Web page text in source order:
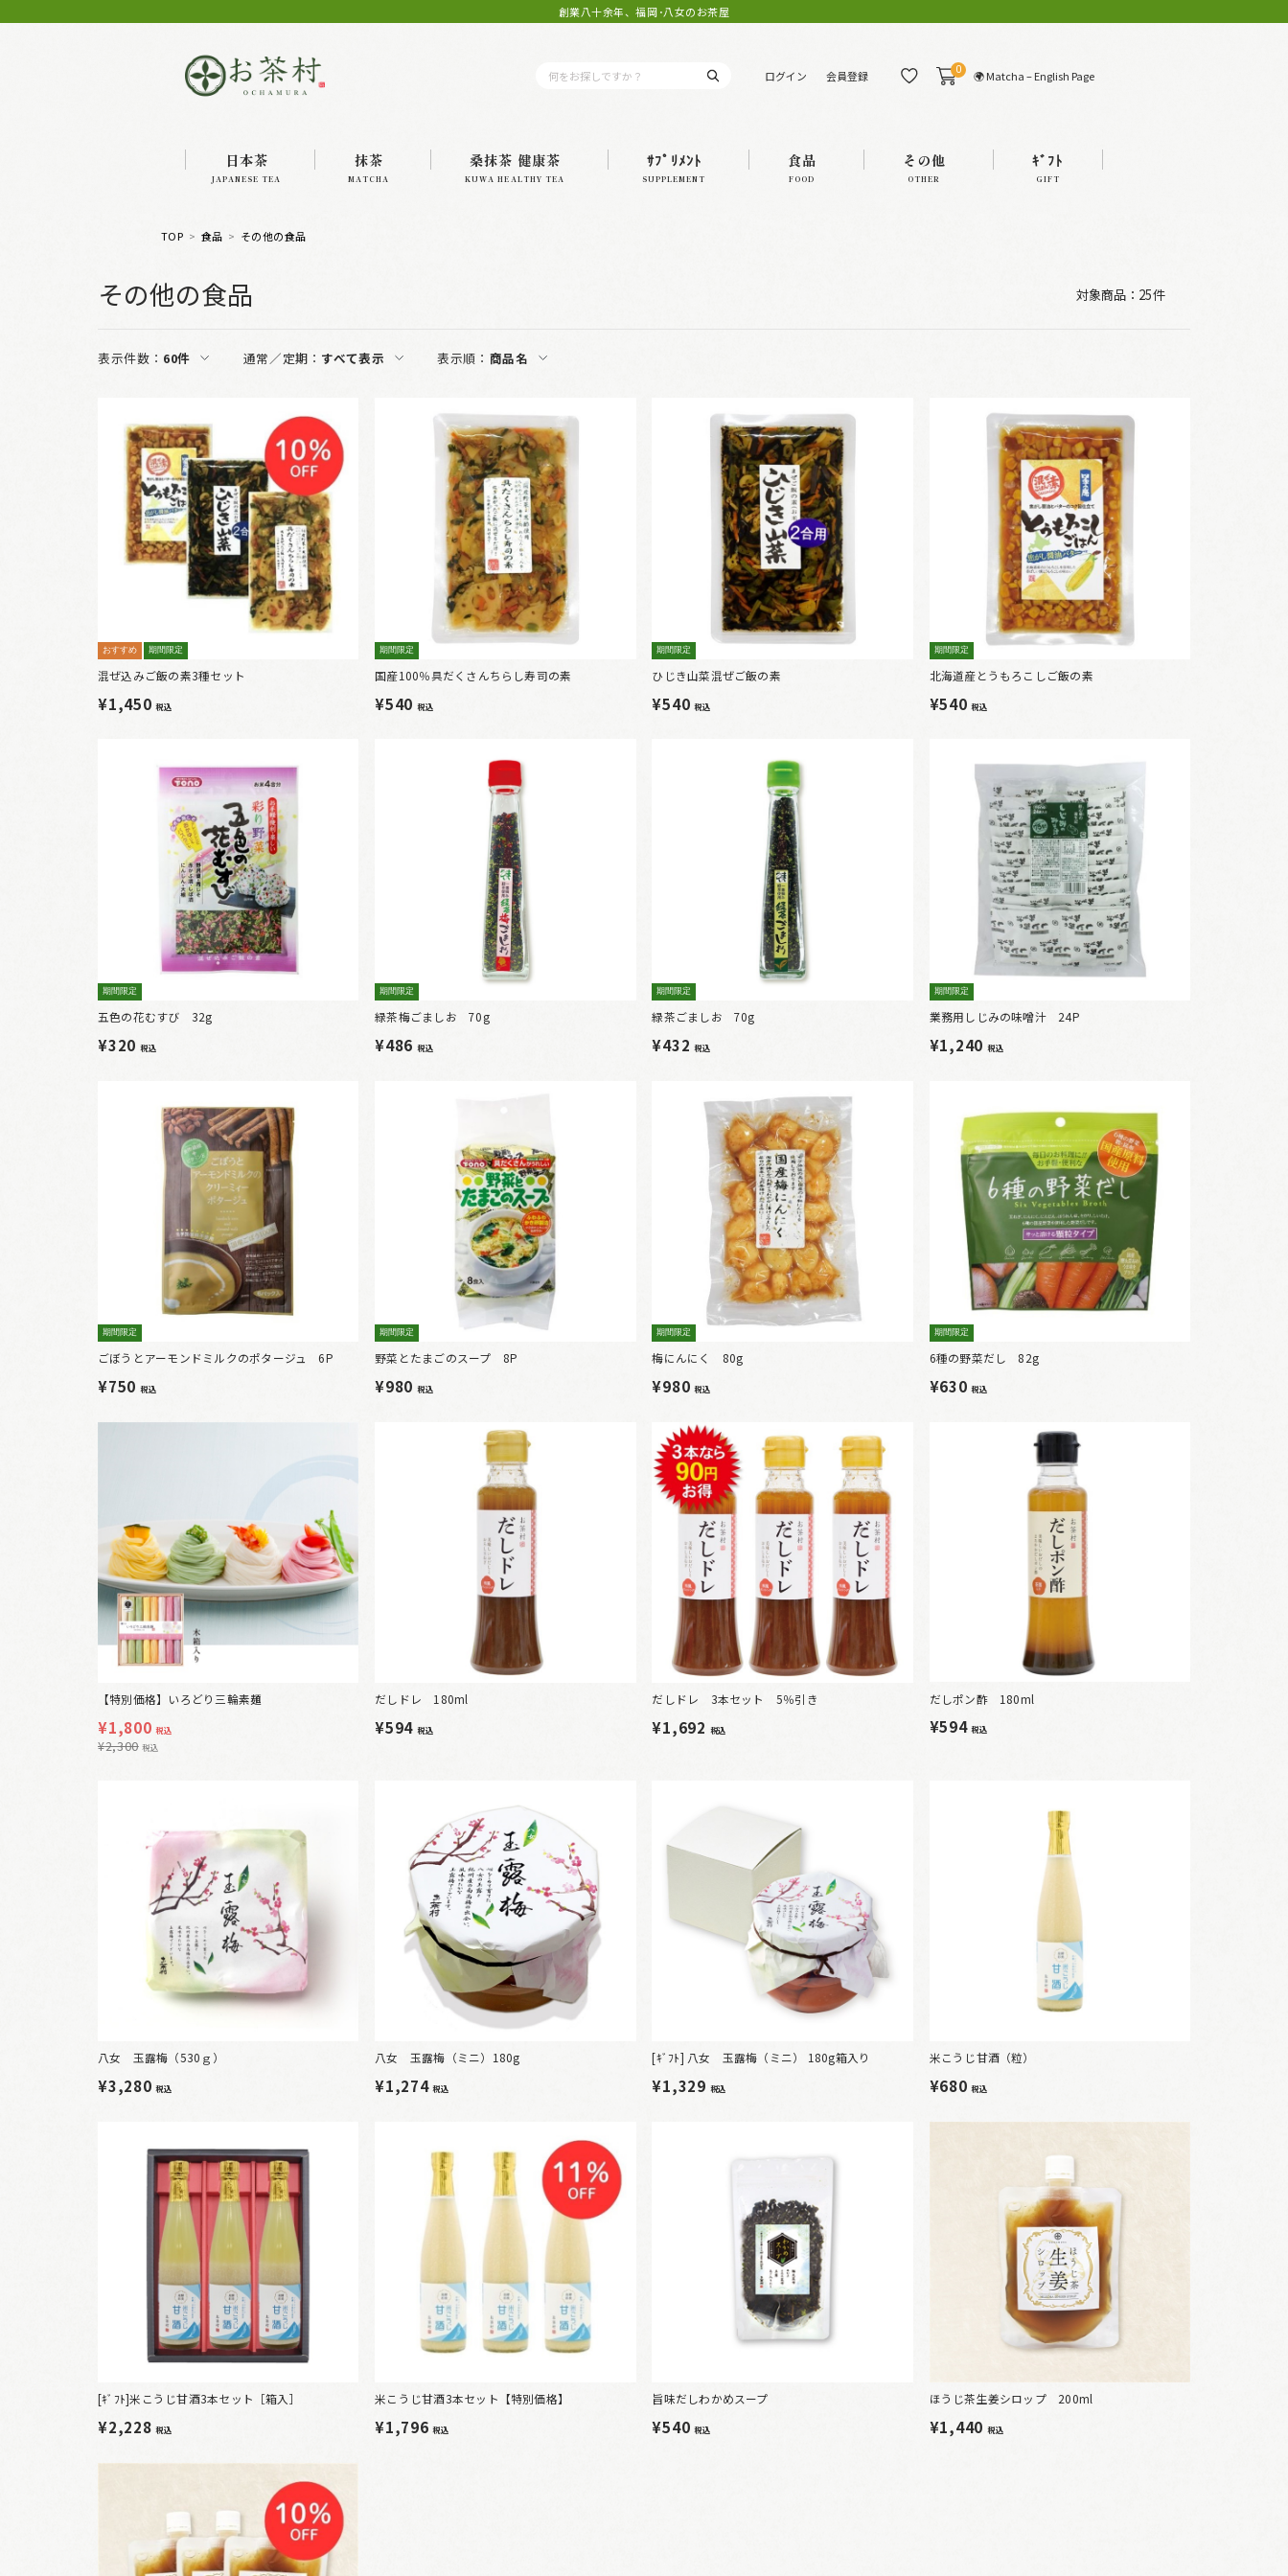
創業八十余年、福岡･八女のお茶屋
ログイン 会員登録 0 🌍 Matcha – English Page
日本茶
JAPANESE TEA
抹茶
MATCHA
桑抹茶 健康茶
KUWA HEALTHY TEA
ｻﾌﾟﾘﾒﾝﾄ
SUPPLEMENT
食品
FOOD
その他
OTHER
ｷﾞﾌﾄ
GIFT
TOP 食品 その他の食品
その他の食品 対象商品： 25件
表示件数： 60件 通常／定期： すべて表示 表示順： 商品名
おすすめ 期間限定
混ぜ込みご飯の素3種セット
¥1,450税込
期間限定
国産100％具だくさんちらし寿司の素
¥540 税込
期間限定
ひじき山菜混ぜご飯の素
¥540税込
期間限定
北海道産とうもろこしご飯の素
¥540税込
期間限定
五色の花むすび 32g
¥320 税込
期間限定
緑茶梅ごましお 70g
¥486 税込
期間限定
緑茶ごましお 70g
¥432税込
期間限定
業務用しじみの味噌汁 24P
¥1,240 税込
期間限定
ごぼうとアーモンドミルクのポタージュ 6P
¥750 税込
期間限定
野菜とたまごのスープ 8P
¥980 税込
期間限定
梅にんにく 80g
¥980税込
期間限定
6種の野菜だし 82g
¥630税込
【特別価格】いろどり三輪素麺
¥1,800 税込
¥2,300 税込
だしドレ 180ml
¥594 税込
だしドレ 3本セット 5％引き
¥1,692 税込
だしポン酢 180ml
¥594税込
八女 玉露梅（530ｇ）
¥3,280税込
八女 玉露梅（ミニ）180g
¥1,274税込
[ｷﾞﾌﾄ] 八女 玉露梅（ミニ） 180g箱入り
¥1,329 税込
米こうじ甘酒（粒）
¥680税込
[ｷﾞﾌﾄ]米こうじ甘酒3本セット［箱入］
¥2,228税込
米こうじ甘酒3本セット【特別価格】
¥1,796税込
旨味だしわかめスープ
¥540税込
ほうじ茶生姜シロップ 200ml
¥1,440 税込